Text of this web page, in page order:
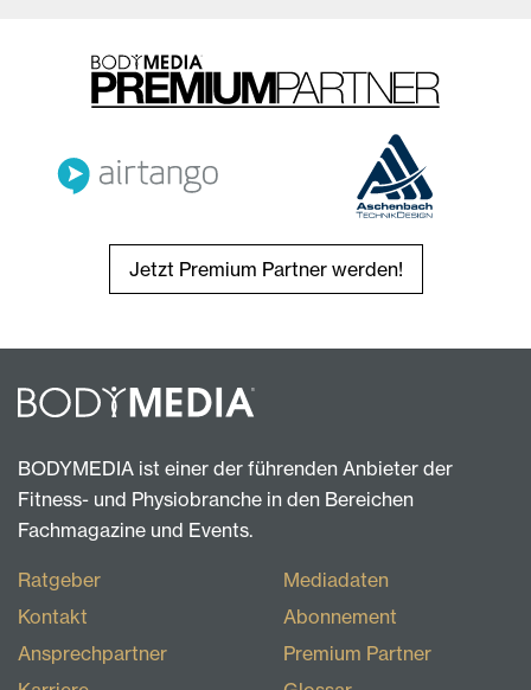
Jetzt Premium Partner werden!
BODYMEDIA ist einer der führenden Anbieter der
Fitness- und Physiobranche in den Bereichen
Fachmagazine und Events.
Ratgeber
Kontakt
Ansprechpartner
Mediadaten
Abonnement
Premium Partner